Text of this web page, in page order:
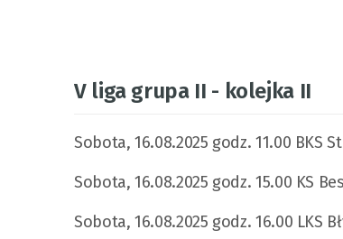
V liga grupa II - kolejka II
Sobota, 16.08.2025 godz. 11.00 BKS
Sobota, 16.08.2025 godz. 15.00 KS
Sobota, 16.08.2025 godz. 16.00 LKS